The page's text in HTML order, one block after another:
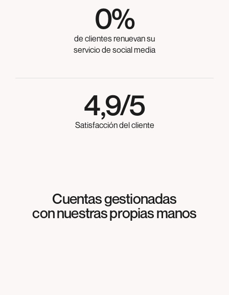
0%
de clientes renuevan su
servicio de social media
4,9/5
Satisfacción del cliente
Cuentas gestionadas
con nuestras propias manos
SOCIAL MEDIA
Meliterránea
SOCIAL MEDIA